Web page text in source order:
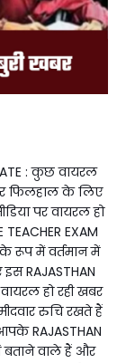
: कुछ वायरल
फिलहाल के लिए
पर वायरल हो
EXAM
के रूप में वर्तमान में
RAJASTHAN
हो रही खबर
रुचि रखते हैं
RAJASTHAN
बताने वाले हैं और